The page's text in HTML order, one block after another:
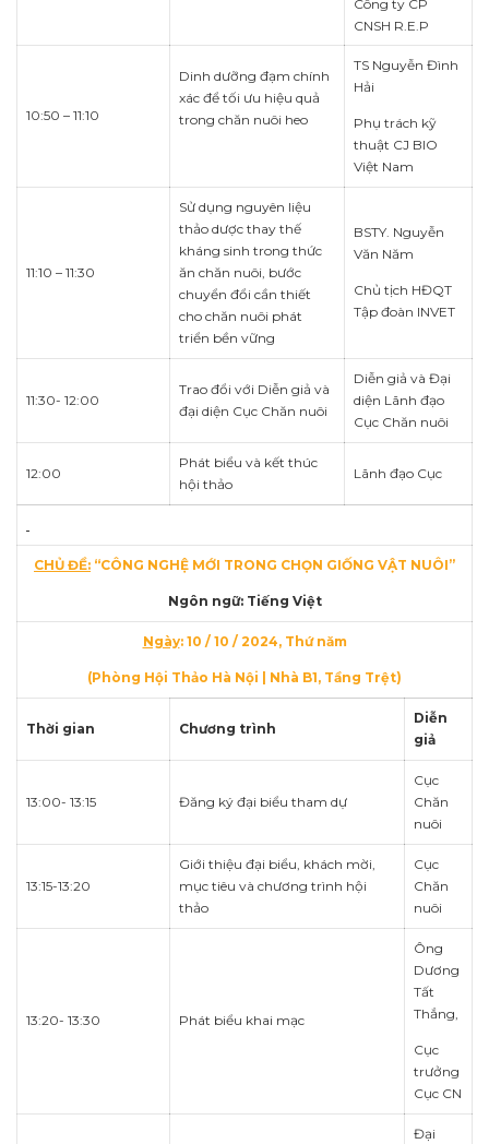
Công ty CP
CNSH R.E.P
10:50 – 11:10
Dinh dưỡng đạm chính
xác để tối ưu hiệu quả
trong chăn nuôi heo
TS Nguyễn Đình
Hải
Phụ trách kỹ
thuật CJ BIO
Việt Nam
11:10 – 11:30
Sử dụng nguyên liệu
thảo dược thay thế
kháng sinh trong thức
ăn chăn nuôi, bước
chuyển đổi cần thiết
cho chăn nuôi phát
triển bền vững
BSTY. Nguyễn
Văn Năm
Chủ tịch HĐQT
Tập đoàn INVET
11:30- 12:00
Trao đổi với Diễn giả và
đại diện Cục Chăn nuôi
Diễn giả và Đại
diện Lãnh đạo
Cục Chăn nuôi
12:00
Phát biểu và kết thúc
hội thảo
Lãnh đạo Cục
CHỦ ĐỀ: “CÔNG NGHỆ MỚI TRONG CHỌN GIỐNG VẬT NUÔI”
Ngôn ngữ: Tiếng Việt
Ngày: 10 / 10 / 2024, Thứ năm
(Phòng Hội Thảo Hà Nội | Nhà B1, Tầng Trệt)
Thời gian Chương trình
Diễn
giả
13:00- 13:15 Đăng ký đại biểu tham dự
Cục
Chăn
nuôi
13:15-13:20
Giới thiệu đại biểu, khách mời,
mục tiêu và chương trình hội
thảo
Cục
Chăn
nuôi
13:20- 13:30 Phát biểu khai mạc
Ông
Dương
Tất
Thắng,
Cục
trưởng
Cục CN
Đại